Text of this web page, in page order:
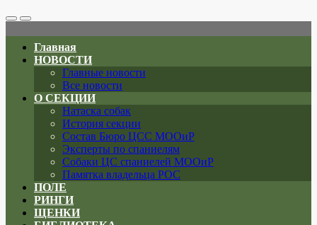
Search
Toggle
Меню
Главная
НОВОСТИ
Главные новости
Все новости
О СЕКЦИИ
Натаска собак
История секции
Состав Бюро ЦСС МООиР
Эксперты по спаниелям
Собаки ЦС спаниелей МООиР
Памятка владельца РОС
ПОЛЕ
РИНГИ
ЩЕНКИ